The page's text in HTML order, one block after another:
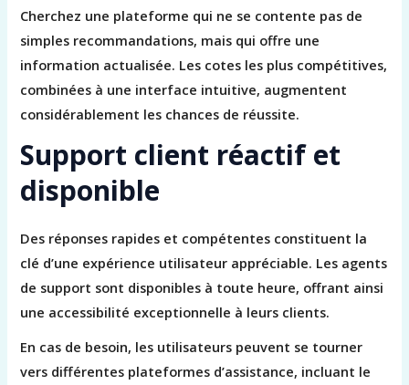
Cherchez une plateforme qui ne se contente pas de
simples recommandations, mais qui offre une
information actualisée. Les cotes les plus compétitives,
combinées à une interface intuitive, augmentent
considérablement les chances de réussite.
Support client réactif et
disponible
Des réponses rapides et compétentes constituent la
clé d’une expérience utilisateur appréciable. Les agents
de support sont disponibles à toute heure, offrant ainsi
une accessibilité exceptionnelle à leurs clients.
En cas de besoin, les utilisateurs peuvent se tourner
vers différentes plateformes d’assistance, incluant le